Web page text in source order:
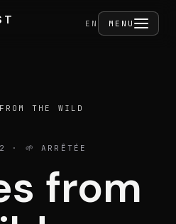
EN MENU
THE WILD
· 🌱 ARRÊTÉE
from